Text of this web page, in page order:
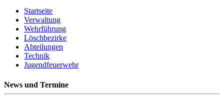
Startseite
Verwaltung
Wehrführung
Löschbezirke
Abteilungen
Technik
Jugendfeuerwehr
News und Termine